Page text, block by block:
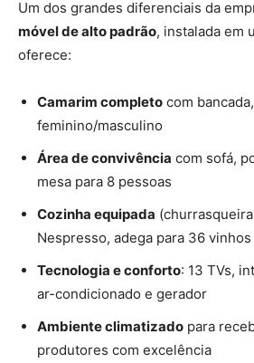
Um dos grandes diferenciais da
móvel de alto padrão, instalada em
oferece:
Camarim completo com
feminino/masculino
Área de convivência com sofá,
mesa para 8 pessoas
Cozinha equipada
Nespresso, adega para 36 vinhos
Tecnologia e conforto: 13 TVs,
ar-condicionado e gerador
Ambiente climatizado para
produtores com excelência